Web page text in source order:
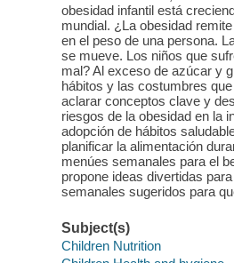
obesidad infantil está
mundial. ¿La obesidad
en el peso de una persona.
se mueve. Los niños que
mal? Al exceso de azúcar y
hábitos y las costumbres
aclarar conceptos clave y
riesgos de la obesidad en la
adopción de hábitos
planificar la alimentación
menúes semanales para el
propone ideas divertidas
semanales sugeridos para
Subject(s)
Children Nutrition